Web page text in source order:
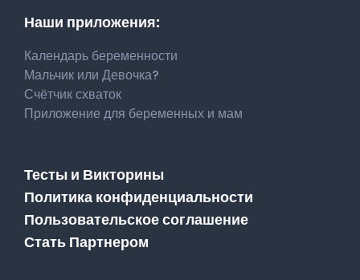
Наши приложения:
Календарь беременности
Мальчик или Девочка?
Счётчик схваток
Приложение для беременных и мам
Тесты и Викторины
Политика конфиденциальности
Пользовательское соглашение
Стать Партнером